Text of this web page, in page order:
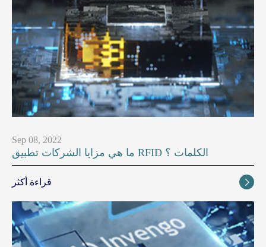
Sep 08, 2022
ما هي مزايا الشركات تطبيق RFID الكلمات ؟
قراءة أكثر 